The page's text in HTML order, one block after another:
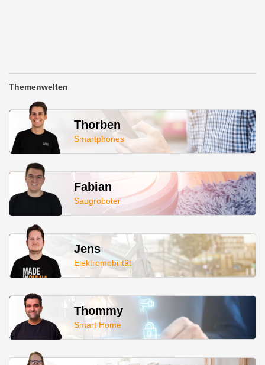
Themenwelten
Thorben
Smartphones
Fabian
Saugroboter
Jens
Elektromobilität
Thommy
Smart Home